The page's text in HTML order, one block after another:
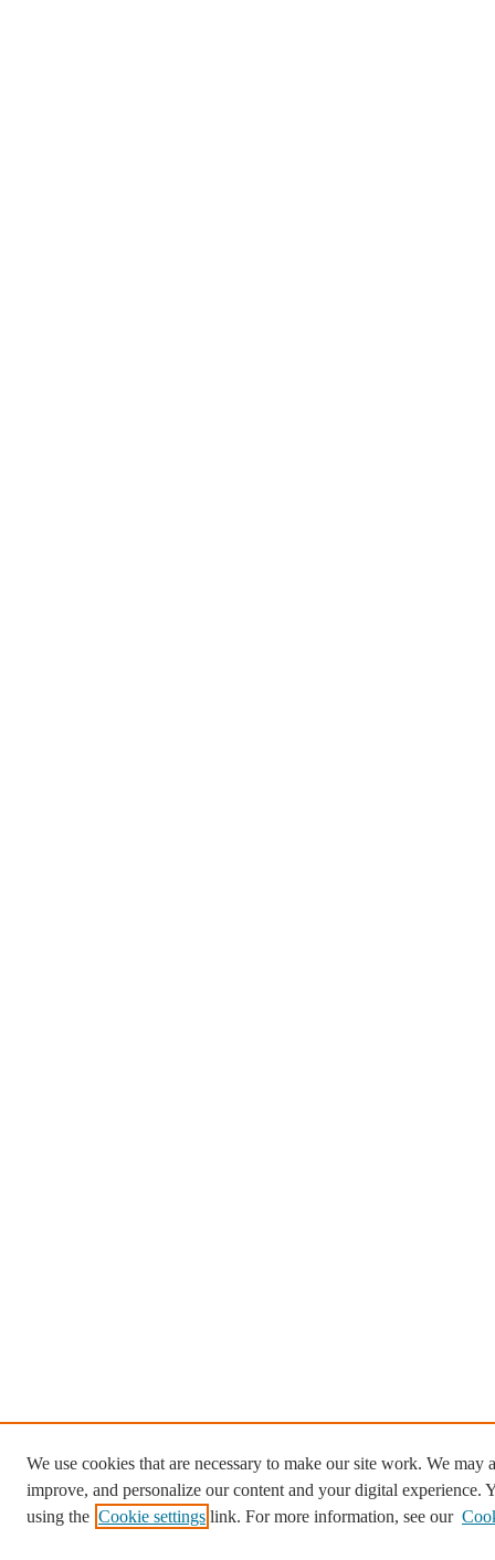
We use cookies that are necessary to make our site work. We may
improve, and personalize our content and your digital experience.
using the Cookie settings link. For more information, see our